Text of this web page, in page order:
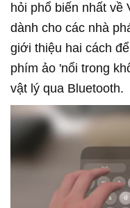
hỏi phổ biến nhất về
dành cho các nhà
giới thiệu hai cách
phím ảo 'nổi trong
vật lý qua Bluetooth.